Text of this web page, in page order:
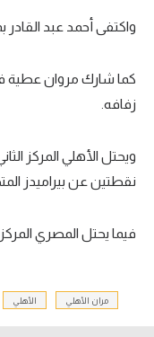
واكتفى أحمد ‏عبد القادر
كما شارك مروان عطية
زفافه.
نقطتين عن بيراميدز
فيما يحتل المصري المركز الثالث برصيد
مران الأهلي الأهلي